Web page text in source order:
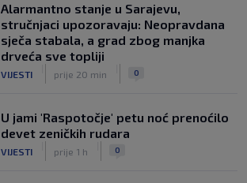
Alarmantno stanje u Sarajevu,
stručnjaci upozoravaju: Neopravdana
sječa stabala, a grad zbog manjka
drveća sve topliji
VIJESTI prije 20 min 0
U jami 'Raspotočje' petu noć prenoćilo
devet zeničkih rudara
VIJESTI prije 1 h 0